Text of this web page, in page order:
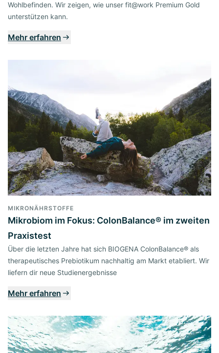
Wohlbefinden. Wir zeigen, wie unser fit@work Premium Gold
unterstützen kann.
Mehr erfahren
MIKRONÄHRSTOFFE
Mikrobiom im Fokus: ColonBalance® im zweiten
Praxistest
Über die letzten Jahre hat sich BIOGENA ColonBalance® als
therapeutisches Prebiotikum nachhaltig am Markt etabliert. Wir
liefern dir neue Studienergebnisse
Mehr erfahren